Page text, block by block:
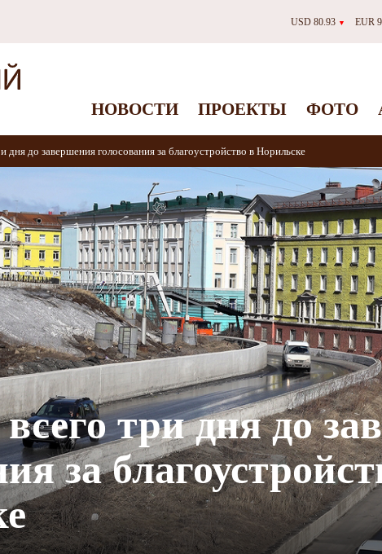
USD 80.93 ▼ EUR
НОВОСТИ ПРОЕКТЫ ФОТО
дня до завершения голосования за благоустройство в Норильске
три дня до
за